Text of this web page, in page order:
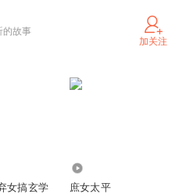
的故事
加关注
女搞玄学 庶女太平